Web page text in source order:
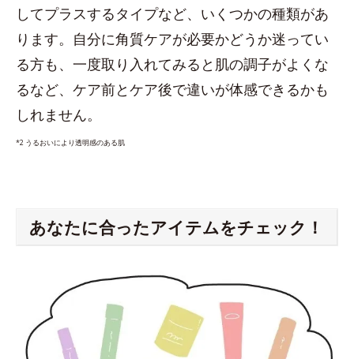
してプラスするタイプなど、いくつかの種類があ
ります。自分に角質ケアが必要かどうか迷ってい
る方も、一度取り入れてみると肌の調子がよくな
るなど、ケア前とケア後で違いが体感できるかも
しれません。
*2 うるおいにより透明感のある肌
あなたに合ったアイテムをチェック！